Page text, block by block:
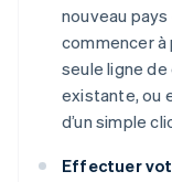
nouveau
commencer à
seule ligne
existante, ou
d’un simple
Effectuer